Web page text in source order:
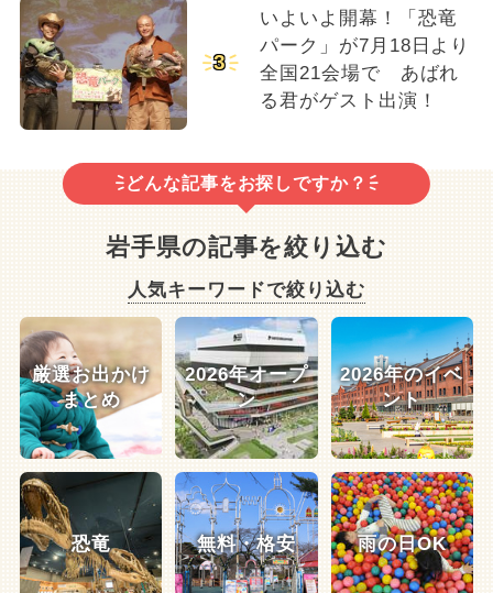
3
いよいよ開幕！「恐竜
パーク」が7月18日より
全国21会場で あばれ
る君がゲスト出演！
どんな記事をお探しですか？
岩手県の記事を絞り込む
人気キーワードで絞り込む
厳選お出かけ
まとめ
2026年オープ
ン
2026年のイベ
ント
恐竜 無料・格安 雨の日OK